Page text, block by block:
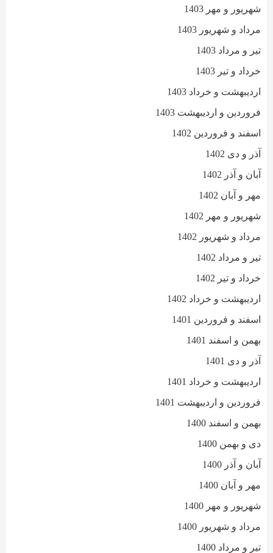
شهریور و مهر 1403
مرداد و شهریور 1403
تیر و مرداد 1403
خرداد و تیر 1403
اردیبهشت و خرداد 1403
فروردین و اردیبهشت 1403
اسفند و فروردین 1402
آذر و دی 1402
آبان و آذر 1402
مهر و آبان 1402
شهریور و مهر 1402
مرداد و شهریور 1402
تیر و مرداد 1402
خرداد و تیر 1402
اردیبهشت و خرداد 1402
اسفند و فروردین 1401
بهمن و اسفند 1401
آذر و دی 1401
اردیبهشت و خرداد 1401
فروردین و اردیبهشت 1401
بهمن و اسفند 1400
دی و بهمن 1400
آبان و آذر 1400
مهر و آبان 1400
شهریور و مهر 1400
مرداد و شهریور 1400
تیر و مرداد 1400